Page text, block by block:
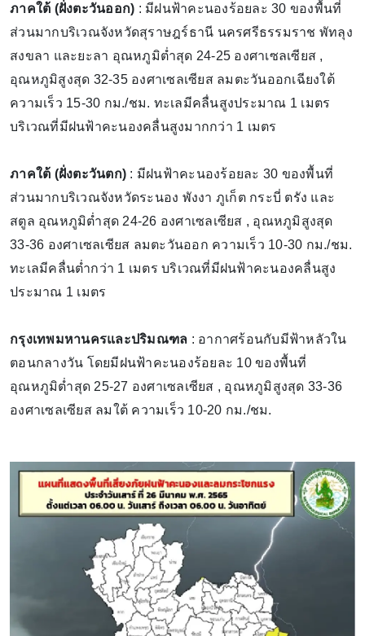
ภาคใต้ (ฝั่งตะวันออก) : มีฝนฟ้าคะนองร้อยละ 30 ของพื้นที่
ส่วนมากบริเวณจังหวัดสุราษฎร์ธานี นครศรีธรรมราช พัทลุง
สงขลา และยะลา อุณหภูมิต่ำสุด 24-25 องศาเซลเซียส ,
อุณหภูมิสูงสุด 32-35 องศาเซลเซียส ลมตะวันออกเฉียงใต้
ความเร็ว 15-30 กม./ชม. ทะเลมีคลื่นสูงประมาณ 1 เมตร
บริเวณที่มีฝนฟ้าคะนองคลื่นสูงมากกว่า 1 เมตร
ภาคใต้ (ฝั่งตะวันตก) : มีฝนฟ้าคะนองร้อยละ 30 ของพื้นที่
ส่วนมากบริเวณจังหวัดระนอง พังงา ภูเก็ต กระบี่ ตรัง และ
สตูล อุณหภูมิต่ำสุด 24-26 องศาเซลเซียส , อุณหภูมิสูงสุด
33-36 องศาเซลเซียส ลมตะวันออก ความเร็ว 10-30 กม./ชม.
ทะเลมีคลื่นต่ำกว่า 1 เมตร บริเวณที่มีฝนฟ้าคะนองคลื่นสูง
ประมาณ 1 เมตร
กรุงเทพมหานครและปริมณฑล : อากาศร้อนกับมีฟ้าหลัวใน
ตอนกลางวัน โดยมีฝนฟ้าคะนองร้อยละ 10 ของพื้นที่
อุณหภูมิต่ำสุด 25-27 องศาเซลเซียส , อุณหภูมิสูงสุด 33-36
องศาเซลเซียส ลมใต้ ความเร็ว 10-20 กม./ชม.